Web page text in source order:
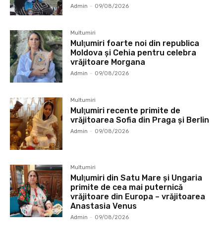
Admin - 09/08/2026
Multumiri
Mulţumiri foarte noi din republica
Moldova și Cehia pentru celebra
vrăjitoare Morgana
Admin - 09/08/2026
Multumiri
Mulţumiri recente primite de
vrăjitoarea Sofia din Praga și Berlin
Admin - 09/08/2026
Multumiri
Mulţumiri din Satu Mare și Ungaria
primite de cea mai puternică
vrăjitoare din Europa – vrăjitoarea
Anastasia Venus
Admin - 09/08/2026